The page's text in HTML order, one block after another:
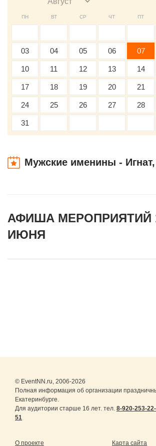
ПН ВТ СР ЧТ ПТ
03 04 05 06 07
10 11 12 13 14
17 18 19 20 21
24 25 26 27 28
31
Мужские именины -
АФИША МЕРОПРИЯТИЙ
ИЮНЯ
© EventNN.ru, 2006-2026
Полная информация об организации
Екатеринбурге.
Для аудитории старше 16 лет. тел. 8-920-253-
51
О проекте Карта сайта